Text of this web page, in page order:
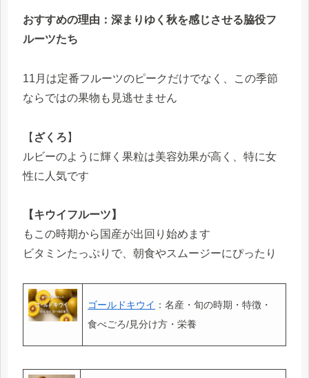
おすすめの理由：深まりゆく秋を感じさせる脇役フ
ルーツたち
11月は定番フルーツのピークだけでなく、この季節
ならではの果物も見逃せません
【 ざくろ 】
ルビーのように輝く果粒は美容効果が高く、特に女
性に人気です
【キウイフルーツ】
もこの時期から国産が出回り始めます
ビタミンたっぷりで、朝食やスムージーにぴったり
ゴールドキウイ ：名産・旬の時期・特徴・
食べごろ/見分け方・栄養